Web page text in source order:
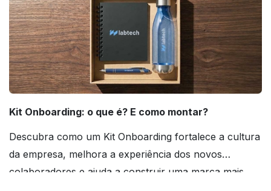
Kit Onboarding: o que é? E como montar?
Descubra como um Kit Onboarding fortalece a cultura
da empresa, melhora a experiência dos novos
colaboradores e ajuda a construir uma marca mais